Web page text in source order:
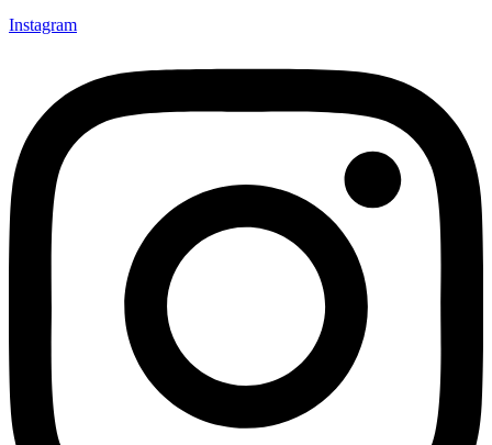
Instagram